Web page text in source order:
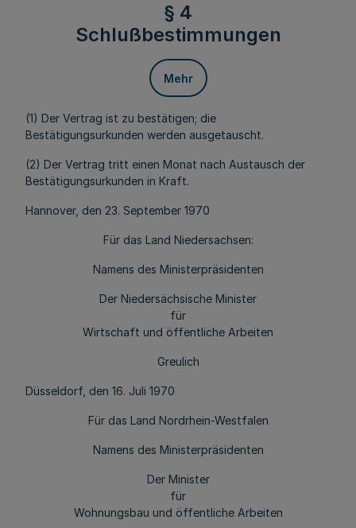
§ 4
Schlußbestimmungen
Mehr
(1) Der Vertrag ist zu bestätigen; die
Bestätigungsurkunden werden ausgetauscht.
(2) Der Vertrag tritt einen Monat nach Austausch der
Bestätigungsurkunden in Kraft.
Hannover, den 23. September 1970
Für das Land Niedersachsen:
Namens des Ministerpräsidenten
Der Niedersächsische Minister
für
Wirtschaft und öffentliche Arbeiten
Greulich
Düsseldorf, den 16. Juli 1970
Für das Land Nordrhein-Westfalen
Namens des Ministerpräsidenten
Der Minister
für
Wohnungsbau und öffentliche Arbeiten